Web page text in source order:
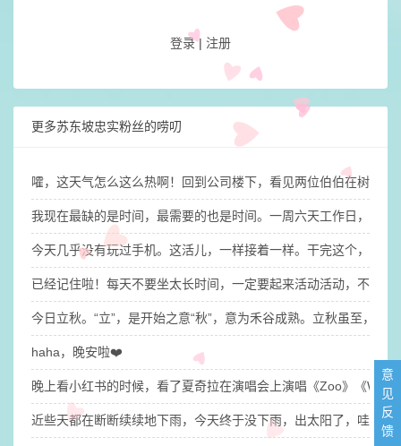
登录| 注册
更多苏东坡忠实粉丝的唠叨
嚯，这天气怎么这么热啊！回到公司楼下，看见两位伯伯在树荫下
我现在最缺的是时间，最需要的也是时间。​一周六天工作日，每
今天几乎没有玩过手机。这活儿，一样接着一样。干完这个，干
已经记住啦！每天不要坐太长时间，一定要起来活动活动，不然大
今日立秋。“立”，是开始之意“秋”，意为禾谷成熟。立秋虽至，
haha，晚安啦❤️
晚上看小红书的时候，看了夏奇拉在演唱会上演唱《Zoo》《
近些天都在断断续续地下雨，今天终于没下雨，出太阳了，哇咔
意
见
反
馈